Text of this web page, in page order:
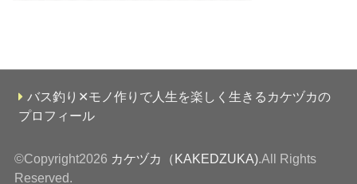
バス釣り✕モノ作りで人生を楽しく生きるカケヅカの
プロフィール
©Copyright2026 カケヅカ（KAKEDZUKA).All Rights
Reserved.